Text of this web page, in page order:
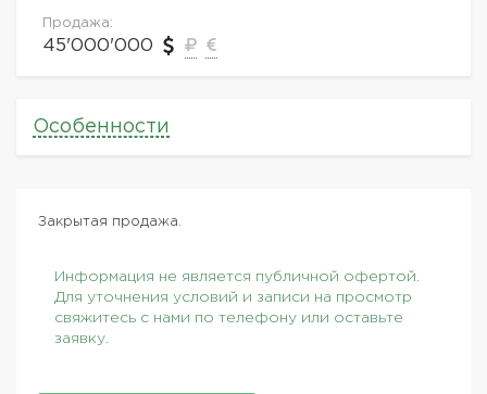
Продажа:
45'000'000
Особенности
Закрытая продажа.
Информация не является публичной офертой.
Для уточнения условий и записи на просмотр
свяжитесь с нами по телефону или оставьте
заявку.